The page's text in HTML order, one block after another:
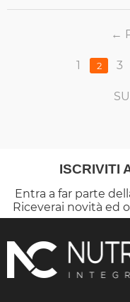
1 2 3
ISCRIVITI
Entra a far parte
Riceverai novità ed